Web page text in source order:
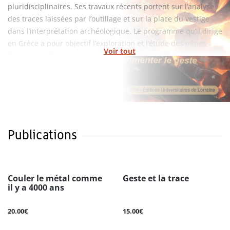
Voir tout
pluridisciplinaires. Ses travaux récents portent sur l’analyse
des traces laissées par l’outillage et sur la place du vestige
dans l’interprétation archéologique. Le programme qu’il dirige
en Grèce a pour objectif l’exploration et l’étude des mines
d’argent et de cuivre parmi les plus anciennes du monde
égéen. Spécialiste en archéologie des techniques, ses
recherches s’orientent vers l’étude des anthroposystèmes : les
rapports étroits entre ressources minérales, peuplements et
territoires. Dans le massif alpin, ses travaux sur les sources
témoins d’exploitation du sel en Europe (6 000 B.C.).
Publications
Couler le métal comme
il y a 4000 ans
20.00€
Geste et la trace
15.00€